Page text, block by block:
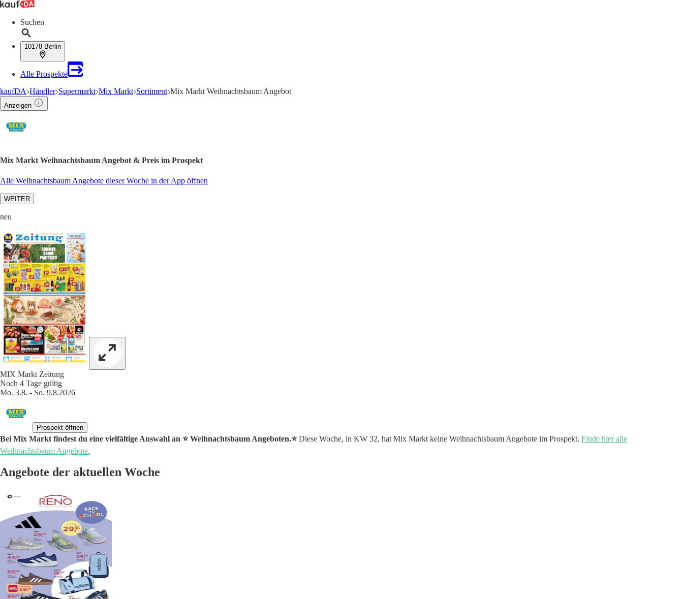
Suchen
10178 Berlin
Alle Prospekte
kaufDA Händler Supermarkt Mix Markt Sortiment Mix Markt Weihnachtsbaum Angebot
Anzeigen
Mix Markt Weihnachtsbaum Angebot & Preis im Prospekt
Alle Weihnachtsbaum Angebote dieser Woche in der App öffnen
WEITER
neu
MIX Markt Zeitung
Noch 4 Tage gültig
Mo. 3.8. - So. 9.8.2026
Prospekt öffnen
Bei Mix Markt findest du eine vielfältige Auswahl an ⭐️ Weihnachtsbaum Angeboten.⭐️Diese Woche, in KW 32, hat Mix Markt keine Weihnachtsbaum Angebote im Prospekt. Finde hier alle
Weihnachtsbaum Angebote.
Angebote der aktuellen Woche